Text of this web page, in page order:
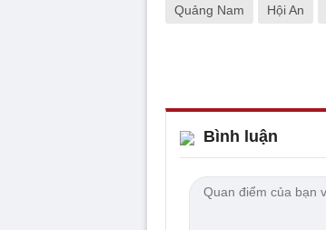
Quảng Nam Hội An
Bình luận